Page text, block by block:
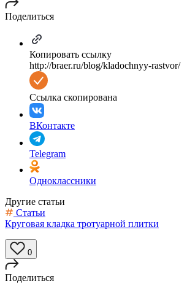
Поделиться
Копировать ссылку
http://braer.ru/blog/kladochnyy-rastvor/
Ссылка скопирована
ВКонтакте
Telegram
Одноклассники
Другие статьи
Статьи
Круговая кладка тротуарной плитки
0
Поделиться